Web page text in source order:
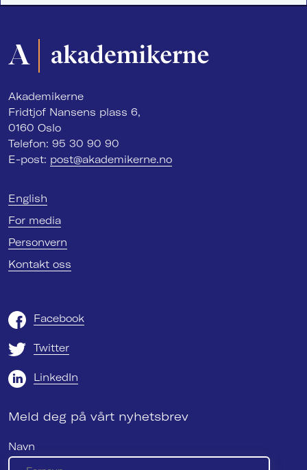
Akademikerne
Fridtjof Nansens plass 6,
0160 Oslo
Telefon: 95 30 90 90
E-post: post@akademikerne.no
English
For media
Personvern
Kontakt oss
Facebook
Twitter
LinkedIn
Meld deg på vårt nyhetsbrev
Navn